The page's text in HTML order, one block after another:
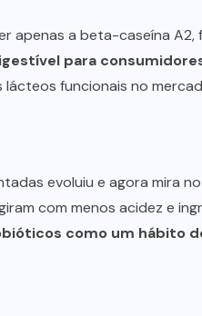
apenas a beta-caseína A2,
para
funcionais no
evoluiu e agora mira
com menos acidez e
como um hábito